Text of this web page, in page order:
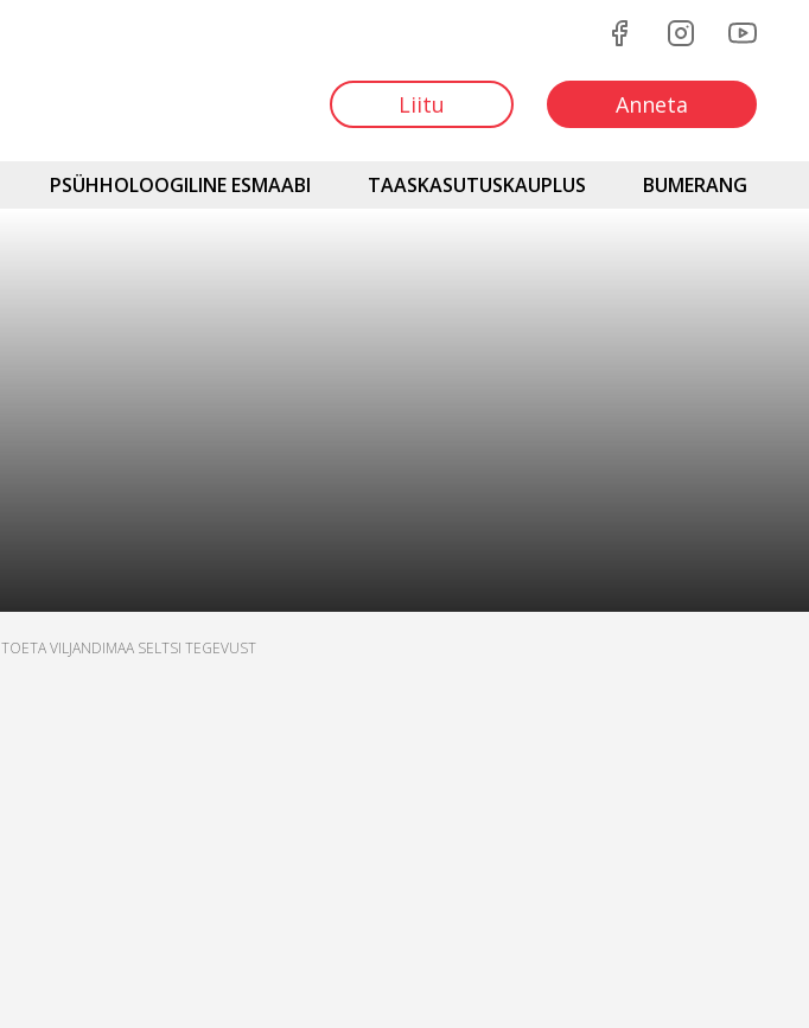
Liitu Anneta
PSÜHHOLOOGILINE ESMAABI TAASKASUTUSKAUPLUS BUMERANG
TOETA VILJANDIMAA SELTSI TEGEVUST